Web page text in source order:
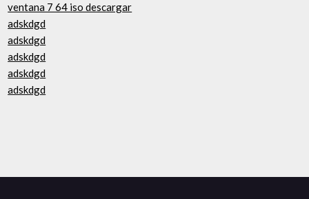
ventana 7 64 iso descargar
adskdgd
adskdgd
adskdgd
adskdgd
adskdgd